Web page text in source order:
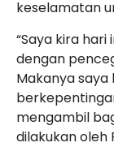
keselamatan
“Saya kira
dengan
Makanya saya
mengambil
dilakukan oleh